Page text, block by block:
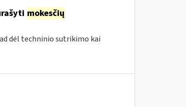
mokesčių
dėl techninio sutrikimo kai